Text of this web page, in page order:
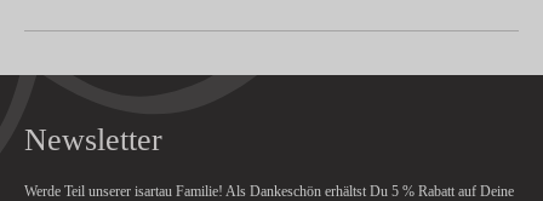
Newsletter
Werde Teil unserer isartau Familie! Als Dankeschön erhältst Du 5 % Rabatt auf Deine